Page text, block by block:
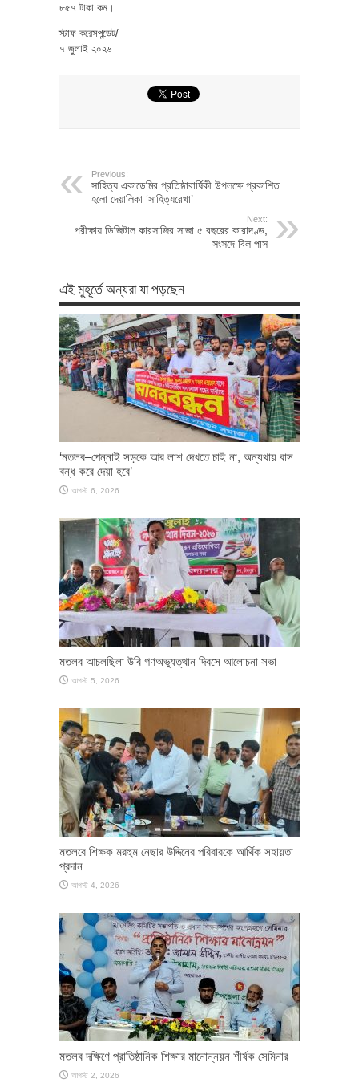
৮৫৭ টাকা কম।
স্টাফ করেসপন্ডেট/
৭ জুলাই ২০২৬
Previous:
সাহিত্য একাডেমির প্রতিষ্ঠাবার্ষিকী উপলক্ষে প্রকাশিত
হলো দেয়ালিকা ‘সাহিত্যরেখা’
Next:
পরীক্ষায় ডিজিটাল কারসাজির সাজা ৫ বছরের কারাদণ্ড,
সংসদে বিল পাস
এই মুহূর্তে অন্যরা যা পড়ছেন
‘মতলব–পেন্নাই সড়কে আর লাশ দেখতে চাই না, অন্যথায় বাস
বন্ধ করে দেয়া হবে’
আগস্ট 6, 2026
মতলব আচলছিলা উবি গণঅভ্যুত্থান দিবসে আলোচনা সভা
আগস্ট 5, 2026
মতলবে শিক্ষক মরহুম নেছার উদ্দিনের পরিবারকে আর্থিক সহায়তা
প্রদান
আগস্ট 4, 2026
মতলব দক্ষিণে প্রাতিষ্ঠানিক শিক্ষার মানোন্নয়ন শীর্ষক সেমিনার
আগস্ট 2, 2026